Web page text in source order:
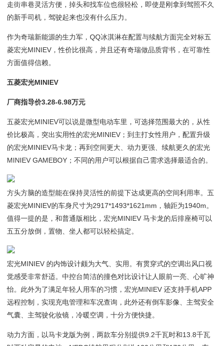
走街串巷灵活方便，掉头和找车位也很轻松，即使是刚拿到驾照不久
的新手司机，驾驶起来也没有什么压力。
作为奇瑞新能源的生力军，QQ冰淇淋在配置与续航方面完全对标五
菱宏光MINIEV，性价比很高，并且还有奇瑞做品质背书，在可靠性
方面值得信赖。
五菱宏光MINIEV
厂商指导价3.28-6.98万元
五菱宏光MINIEV可以说是微型电动车里，可选择范围最大的，从性
价比极高，突出实用性的宏光MINIEV；到主打女性用户，配置升级
的宏光MINIEV马卡龙；再到空间更大、动力更强、续航更久的宏光
MINIEV GAMEBOY；不同的用户可以根据自己需求选择最适合的。
方头方脑的造型能在保持灵活性的前提下达成更高的空间利用率。五
菱宏光MINIEV的车身尺寸为2917*1493*1621mm，轴距为1940m。
值得一提的是，和普通版相比，宏光MINIEV 马卡龙的后排座椅可以
五五分放倒，置物、坐人都可以轻松搞定。
宏光MINIEV 的内饰设计颇为大气、实用。有贯穿式的空调出风口视
觉感受非常舒适。中控台简洁的撞色对比设计让人眼前一亮、心旷神
怡。此外为了满足年轻人用车的习惯，宏光MINIEV 还支持手机APP
远程控制，实现充电管理和车况查询，此外还有倒车影像、主驾安全
气囊、主驾驶化妆镜，冷暖空调，十分方便快捷。
动力方面，以马卡龙版为例，两款车分别提供9.2千瓦时和13.8千瓦